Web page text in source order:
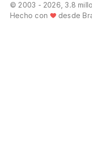
© 2003 - 2026, 3.8
Hecho con
desde